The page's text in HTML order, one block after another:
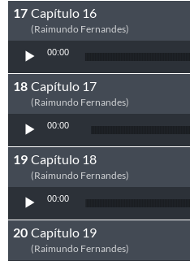
Capítulo 16
(Raimundo Fernandes)
Tocador de áudio
00:00
Capítulo 17
(Raimundo Fernandes)
Tocador de áudio
00:00
Capítulo 18
(Raimundo Fernandes)
Tocador de áudio
00:00
Capítulo 19
(Raimundo Fernandes)